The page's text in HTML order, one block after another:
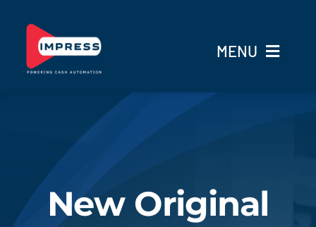
content
MENU
Giải Pháp
Sản PhẩmNew Original